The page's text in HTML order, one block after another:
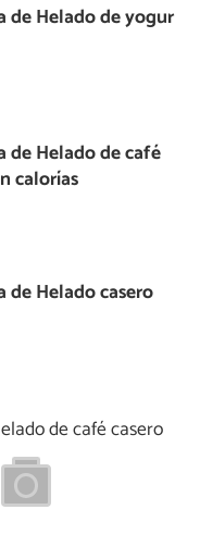
de Helado de yogur
de Helado de café
calorías
de Helado casero
de café casero